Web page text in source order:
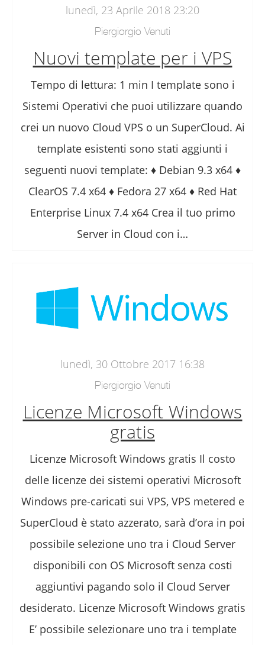
lunedì, 23 Aprile 2018 23:20
Piergiorgio Venuti
Nuovi template per i VPS
Tempo di lettura: 1 min I template sono i
Sistemi Operativi che puoi utilizzare quando
crei un nuovo Cloud VPS o un SuperCloud. Ai
template esistenti sono stati aggiunti i
seguenti nuovi template: ♦ Debian 9.3 x64 ♦
ClearOS 7.4 x64 ♦ Fedora 27 x64 ♦ Red Hat
Enterprise Linux 7.4 x64 Crea il tuo primo
Server in Cloud con i…
lunedì, 30 Ottobre 2017 16:38
Piergiorgio Venuti
Licenze Microsoft Windows
gratis
Licenze Microsoft Windows gratis Il costo
delle licenze dei sistemi operativi Microsoft
Windows pre-caricati sui VPS, VPS metered e
SuperCloud è stato azzerato, sarà d’ora in poi
possibile selezione uno tra i Cloud Server
disponibili con OS Microsoft senza costi
aggiuntivi pagando solo il Cloud Server
desiderato. Licenze Microsoft Windows gratis
E’ possibile selezionare uno tra i template